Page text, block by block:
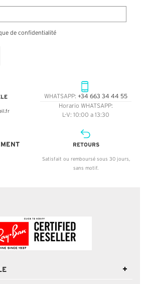
de confidentialité
WHATSAPP: +34 663 34 44 55
Horario WHATSAPP:
L-V: 10:00 a 13:30
RETOURS
Satisfait ou remboursé sous 30 jours,
sans motif.